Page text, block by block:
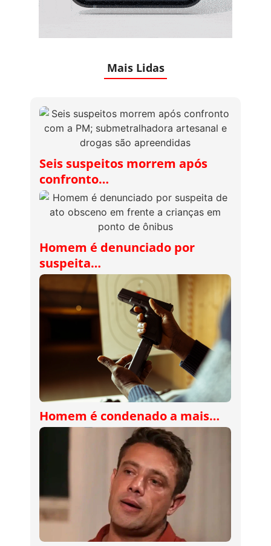
Mais Lidas
Seis suspeitos morrem após
confronto…
Homem é denunciado por
suspeita…
Homem é condenado a mais…